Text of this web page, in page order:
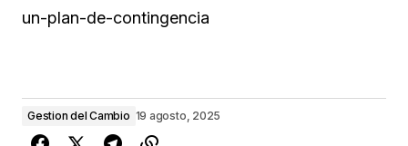
un-plan-de-contingencia
Gestion del Cambio 19 agosto, 2025